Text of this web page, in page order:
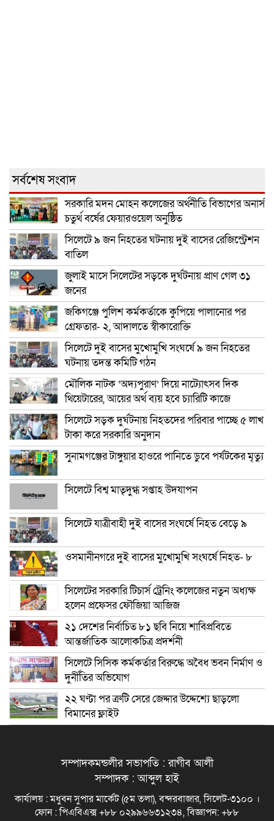
সর্বশেষ সংবাদ
সরকারি মদন মোহন কলেজের অর্থনীতি বিভাগের অনার্স
চতুর্থ বর্ষের ফেয়ারওয়েল অনুষ্ঠিত
সিলেটে ৯ জন নিহতের ঘটনায় দুই বাসের রেজিস্ট্রেশন
বাতিল
জুলাই মাসে সিলেটের সড়কে দুর্ঘটনায় প্রাণ গেল ৩১
জনের
জকিগঞ্জে পুলিশ কর্মকর্তাকে কুপিয়ে পালানোর পর
গ্রেফতার- ২, আদালতে স্বীকারোক্তি
সিলেটে দুই বাসের মুখোমুখি সংঘর্ষে ৯ জন নিহতের
ঘটনায় তদন্ত কমিটি গঠন
মৌলিক নাটক ‘অদ্যপুরাণ’ দিয়ে নাট্যোৎসব দিক
থিয়েটারের, আয়ের অর্থ ব্যয় হবে চ্যারিটি কাজে
সিলেটে সড়ক দুর্ঘটনায় নিহতদের পরিবার পাচ্ছে ৫ লাখ
টাকা করে সরকারি অনুদান
সুনামগঞ্জের টাঙ্গুয়ার হাওরে পানিতে ডুবে পর্যটকের মৃত্যু
সিলেটে বিশ্ব মাতৃদুগ্ধ সপ্তাহ উদযাপন
সিলেটে যাত্রীবাহী দুই বাসের সংঘর্ষে নিহত বেড়ে ৯
ওসমানীনগরে দুই বাসের মুখোমুখি সংঘর্ষে নিহত- ৮
সিলেটের সরকারি টিচার্স ট্রেনিং কলেজের নতুন অধ্যক্ষ
হলেন প্রফেসর ফৌজিয়া আজিজ
২১ দেশের নির্বাচিত ৮১ ছবি নিয়ে শাবিপ্রবিতে
আন্তর্জাতিক আলোকচিত্র প্রদর্শনী
সিলেটে সিসিক কর্মকর্তার বিরুদ্ধে অবৈধ ভবন নির্মাণ ও
দুর্নীতির অভিযোগ
২২ ঘণ্টা পর ত্রুটি সেরে জেদ্দার উদ্দেশ্যে ছাড়লো
বিমানের ফ্লাইট
সম্পাদকমন্ডলীর সভাপতি : রাগীব আলী
সম্পাদক : আব্দুল হাই
কার্যালয় : মধুবন সুপার মার্কেট (৫ম তলা), বন্দরবাজার, সিলেট-৩১০০ ।
ফোন : পিএবিএক্স +৮৮ ০২৯৯৬৬৩১২৩৪, বিজ্ঞাপন: +৮৮